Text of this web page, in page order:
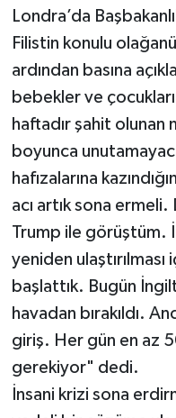
Londra’da
Filistin konulu
ardından basına
bebekler ve
haftadır şahit olunan
boyunca
hafızalarına
acı artık sona
Trump ile görüştüm.
yeniden
başlattık. Bugün
havadan bırakıldı.
giriş. Her gün en az
gerekiyor" dedi.
İnsani krizi sona